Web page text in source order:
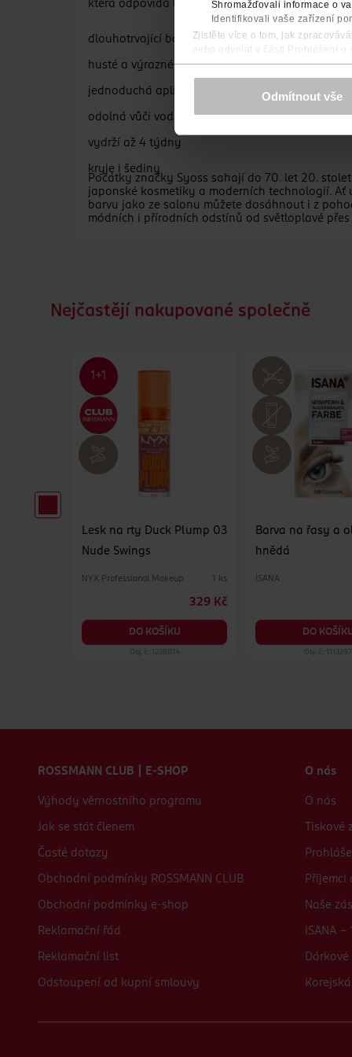
Shromažďovali informace o
Identifikovali vaše zařízení
Zjistěte více o tom, jak
nebo odvolat v části Prohlášení o
K provozu stránek, personalizaci
prohlášení o
Děkujeme za pochopení. >více o
Odmítnout vše
která odpovídá barvě vašich vlasů nebo je o
dlouhotrvající barva na obočí
husté a výrazné obočí jako ze salonu
jednoduchá aplikace v pouhých 5 minutách
odolná vůči vodě i rozmazání
vydrží až 4 týdny
kryje i šediny
Počátky značky Syoss sahají do 70. let 20.
japonské kosmetiky a moderních technologií.
barvu jako ze salonu můžete dosáhnout i z
módních i přírodních odstínů od světloplavé
Nejčastějí nakupované společně
Lesk na rty Duck Plump 03
Nude Swings
NYX Professional Makeup 1 ks
329 Kč
DO KOŠÍKU
Obj. č.: 1228014
Barva na řasy a
hnědá
ISANA
DO
Obj. č.: 1113297
ROSSMANN CLUB | E-SHOP
Výhody věrnostního programu
Jak se stát členem
Časté dotazy
Obchodní podmínky ROSSMANN CLUB
Obchodní podmínky e-shop
Reklamační řád
Reklamační list
Odstoupení od kupní smlouvy
O nás
O nás
Tiskové
Příjemci
Naše
ISANA